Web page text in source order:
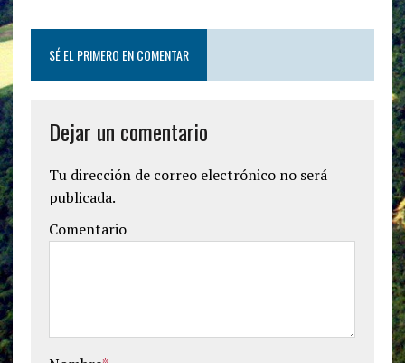
SÉ EL PRIMERO EN COMENTAR
Dejar un comentario
Tu dirección de correo electrónico no será
publicada.
Comentario